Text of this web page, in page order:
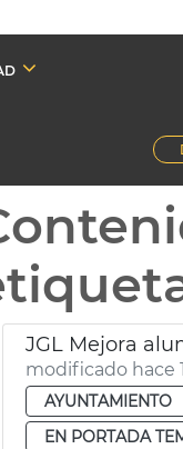
JGL Mejora
modificado hace
AYUNTAMIENTO
EN PORTADA